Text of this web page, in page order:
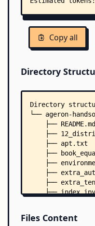
Copy all
Directory
Directory
└── ageron-
    ├── README.md
├──
    ├── apt.txt
├──
├──
├──
├──
├──
├── ml-
Files Content